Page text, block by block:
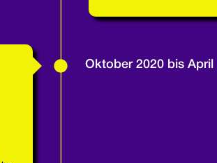
Oktober 2020 bis April